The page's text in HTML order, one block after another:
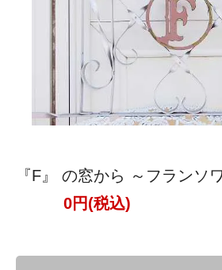
『F』 の窓から ～フランソ
0円(税込)